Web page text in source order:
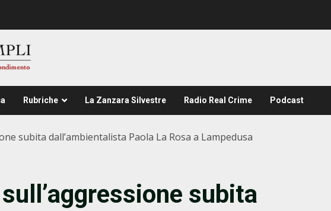
Rubriche La Zanzara Silvestre Radio Real Crime Podcast
subita dall’ambientalista Paola La Rosa a Lampedusa
subita